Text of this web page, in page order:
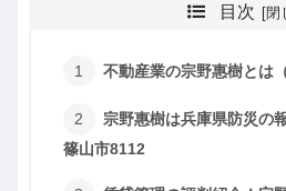
目次
不動産業の宗野惠樹とは
宗野惠樹は兵庫県防災の
篠山市8112